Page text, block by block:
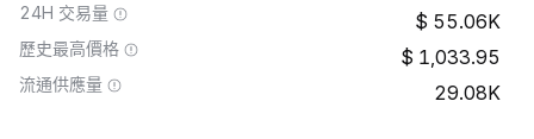
24H 交易量 55.06K
歷史最高價格 1,033.95
流通供應量 29.08K